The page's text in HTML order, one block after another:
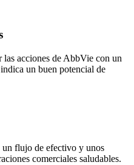
las acciones de AbbVie con un
un buen potencial de
flujo de efectivo y unos
comerciales saludables.